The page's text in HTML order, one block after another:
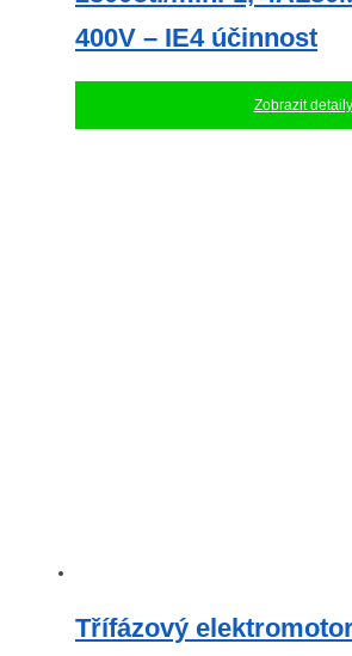
400V – IE4 účinnost
Zobrazit detaily
Třífázový